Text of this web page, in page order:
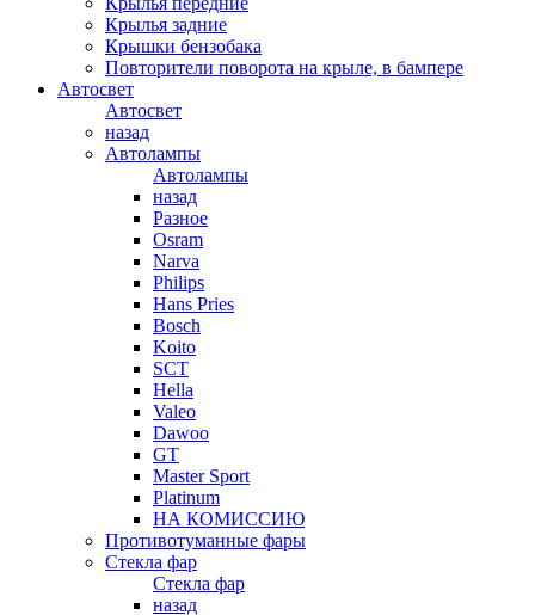
Крылья задние
Крышки бензобака
Повторители поворота на крыле, в бампере
Автосвет
Автосвет
назад
Автолампы
Автолампы
назад
Разное
Osram
Narva
Philips
Hans Pries
Bosch
Koito
SCT
Hella
Valeo
Dawoo
GT
Master Sport
Platinum
НА КОМИССИЮ
Противотуманные фары
Стекла фар
Стекла фар
назад